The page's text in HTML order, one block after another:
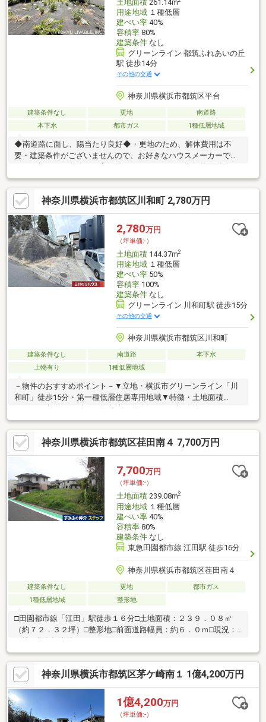
土地面積261.14m
用途地域１種低層
建ぺい率40%
容積率80%
建築条件なし
グリーンライン 都筑ふれあいの丘
駅 徒歩14分
その他の交通
神奈川県横浜市都筑区平台
建築条件なし 更地
南道路
本下水
都市ガス 1種低層地域
◆南道路に面し、陽当たり良好◆・更地のため、解体費用は不
要・建築条件がございませんので、お好きなハウスメーカーで施
幅員約9.0ｍございますので、開放感があります・接道間口が約
13.3ｍのため、南側からの暖かい陽が差し込みます・区画整理さ
れたきれいな街並み・閑静な住宅街の為、落ち着いた住環境
神奈川県横浜市都筑区川和町 2,780万円
2,780万円
（坪単価:-）
土地面積144.37m2
用途地域１種低層
建ぺい率50%
容積率100%
建築条件なし
グリーンライン 川和町駅 徒歩15分
その他の交通
神奈川県横浜市都筑区川和町
建築条件なし 南道路
本下水
上物有り
1種低層地域
－物件のおすすめポイント－▼立地・横浜市グリーンライン「川
和町」徒歩15分・第一種低層住居専用地域▼特徴・土地面積
にくい土地形状・前面道路は南側幅員約6.5mの公道・建築条件付
宅地販売ではありません・お好きなハウスメーカー・工務店で建
築できます・建物解体後、更地にてお引渡し▼周辺環境・横浜市
立川和小学校 徒歩11分(約830m)・都筑が丘第三公園 徒歩2分(約
90m)■ ご希望の住まい探しをお手伝いします ━━━━━・・・物
件の詳細・ご相談はお気軽にお問い合わせください。
神奈川県横浜市都筑区荏田南４ 7,700万円
7,700万円
（坪単価:-）
土地面積239.08m2
用途地域１種低層
建ぺい率40%
容積率80%
建築条件なし
東急田園都市線 江田駅 徒歩16分
神奈川県横浜市都筑区荏田南４
建築条件なし 更地
都市ガス
1種低層地域
整形地
□田園都市線「江田」駅徒歩１６分□土地面積：２３９．０８㎡
（約７２．３２坪）□整形地□前面道路幅員：約６．０ｍ□現況：
更地□建築条件付きではございません ～お好きなハウスメーカ
ーで建築可能～
神奈川県横浜市都筑区茅ケ崎南１ 1億4,200万円
1億4,200万円
（坪単価:-）